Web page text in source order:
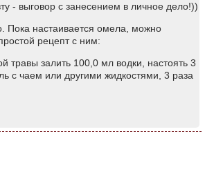
- выговор с занесением в личное дело!))
Пока настаивается омела, можно
рецепт с ним:
травы залить 100,0 мл водки, настоять 3
с чаем или другими жидкостями, 3 раза